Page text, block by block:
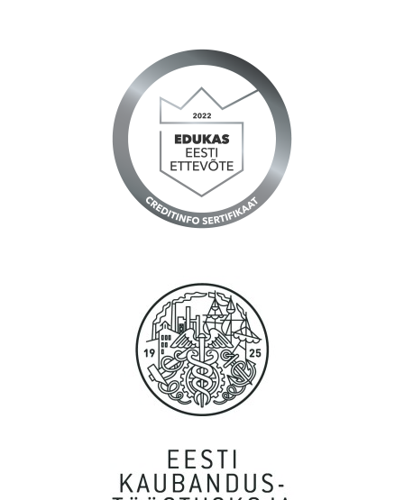
arugi saanud, et tellitud :)
Jõudu ja jaksu ka edaspidiseks :)
Tänud, töökorraldus ning logistika on Teil suurepärane.
Igatahes suured tänud! Teenus osutus kiiremaks kui isegi
unistada oskasin! Nagu supermen tõi kohale...
Täiesti uskumatult kiire teenindus! Suured tänud.